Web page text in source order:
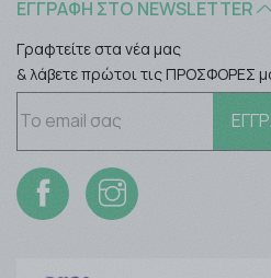
ΕΓΓΡΑΦΉ ΣΤΟ NEWSLETTER
Γραφτείτε στα νέα μας
& λάβετε πρώτοι τις ΠΡΟΣΦΟΡΕΣ